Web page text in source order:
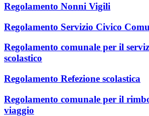
Regolamento Nonni Vigili
Regolamento Servizio Civico
Regolamento comunale per il
scolastico
Regolamento Refezione scolastica
Regolamento comunale per il
viaggio